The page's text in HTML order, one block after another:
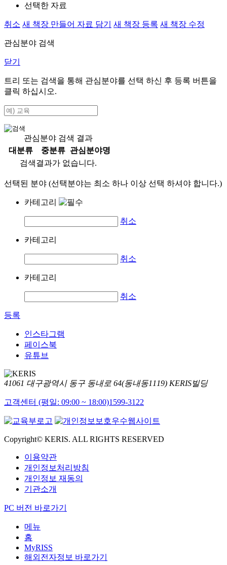
선택한 자료
취소 새 책장 만들어 자료 담기 새 책장 등록 새 책장 수정
관심분야 검색
닫기
트리 또는 검색을 통해 관심분야를 선택 하신 후 등록 버튼을
클릭 하십시오.
관심분야 검색 결과
대분류
중분류
관심분야명
검색결과가 없습니다.
선택된 분야 (선택분야는 최소 하나 이상 선택 하셔야 합니다.)
카테고리
취소
카테고리
취소
카테고리
취소
등록
인스타그램
페이스북
유튜브
41061 대구광역시 동구 동내로 64(동내동1119) KERIS빌딩
고객센터 (평일: 09:00 ~ 18:00)1599-3122
Copyright© KERIS. ALL RIGHTS RESERVED
이용약관
개인정보처리방침
개인정보 재동의
기관소개
PC 버전 바로가기
메뉴
홈
MyRISS
해외전자정보 바로가기